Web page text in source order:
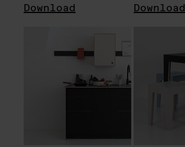
Download Download